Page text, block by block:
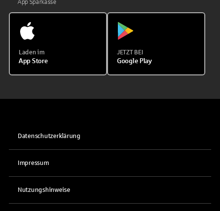
App Sparkasse
Laden im
App Store
JETZT BEI
Google Play
Datenschutzerklärung
Impressum
Nutzungshinweise